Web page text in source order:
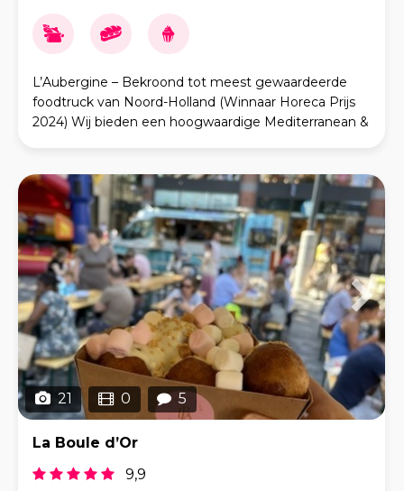
L’Aubergine – Bekroond tot meest gewaardeerde
foodtruck van Noord-Holland (Winnaar Horeca Prijs
2024) Wij bieden een hoogwaardige Mediterranean &
21 0 5
La Boule d’Or
9,9